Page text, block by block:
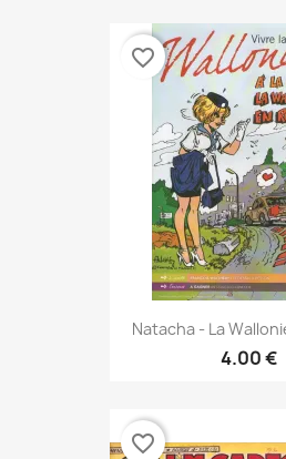
Natacha - La
4.00 €
favorite_border
favorite_border